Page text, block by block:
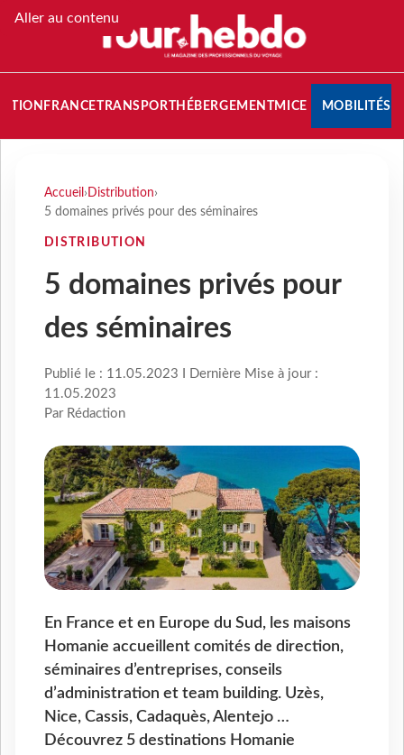
Aller au contenu
FRANCETRANSPORT HÉBERGEMENTMICE MOBILITÉS
Accueil › Distribution›
5 domaines privés pour des séminaires
DISTRIBUTION
5 domaines privés pour
des séminaires
Publié le : 11.05.2023 I Dernière Mise à jour :
11.05.2023
Par Rédaction
En France et en Europe du Sud, les maisons
Homanie accueillent comités de direction,
séminaires d’entreprises, conseils
d’administration et team building. Uzès,
Nice, Cassis, Cadaquès, Alentejo …
Découvrez 5 destinations Homanie